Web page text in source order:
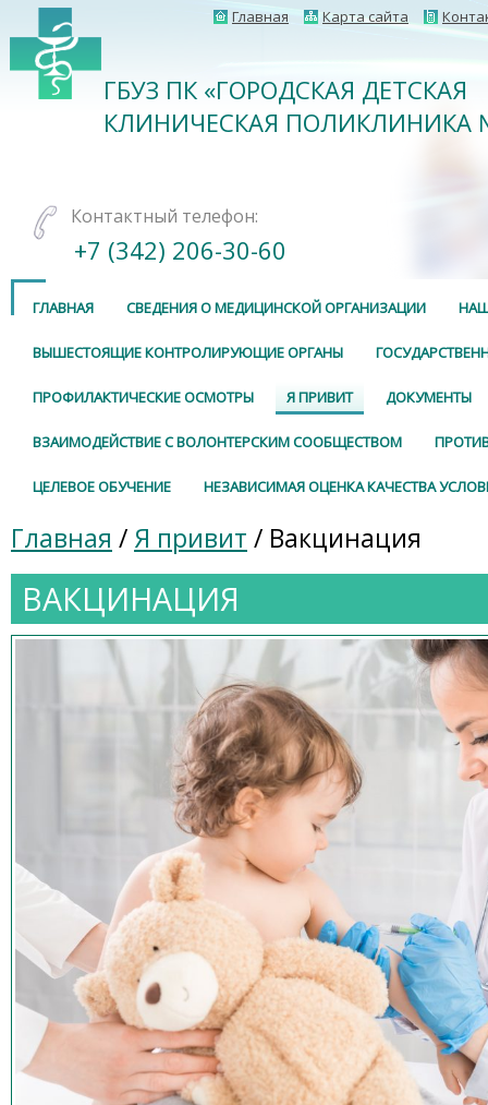
Главная Карта сайта
ГБУЗ ПК «ГОРОДСКАЯ ДЕТСКАЯ
КЛИНИЧЕСКАЯ ПОЛИКЛИНИКА
Контактный телефон:
+7 (342) 206-30-60
ГЛАВНАЯ СВЕДЕНИЯ О МЕДИЦИНСКОЙ ОРГАНИЗАЦИИ
ВЫШЕСТОЯЩИЕ КОНТРОЛИРУЮЩИЕ ОРГАНЫ
ПРОФИЛАКТИЧЕСКИЕ ОСМОТРЫ Я ПРИВИТ ДОКУМЕНТЫ
ВЗАИМОДЕЙСТВИЕ С ВОЛОНТЕРСКИМ СООБЩЕСТВОМ
ЦЕЛЕВОЕ ОБУЧЕНИЕ НЕЗАВИСИМАЯ ОЦЕНКА КАЧЕСТВА
Главная / Я привит / Вакцинация
ВАКЦИНАЦИЯ